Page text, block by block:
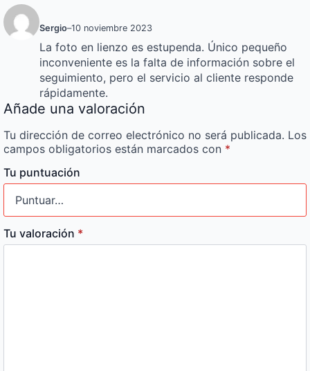
Sergio–10 noviembre 2023
La foto en lienzo es estupenda. Único pequeño
inconveniente es la falta de información sobre el
seguimiento, pero el servicio al cliente responde
rápidamente.
Añade una valoración
Tu dirección de correo electrónico no será publicada. Los
campos obligatorios están marcados con *
Tu puntuación
Tu valoración *